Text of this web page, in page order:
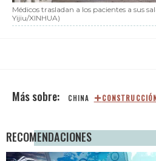
Médicos trasladan a los pacientes a sus
Yijiu/XINHUA)
CHINA
RECOMENDACIONES